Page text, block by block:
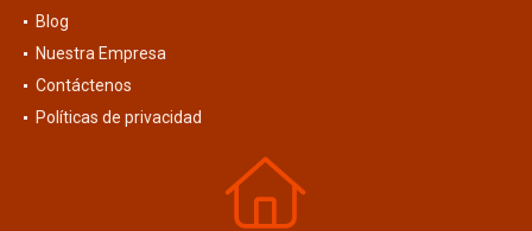
Blog
Nuestra Empresa
Contáctenos
Políticas de privacidad